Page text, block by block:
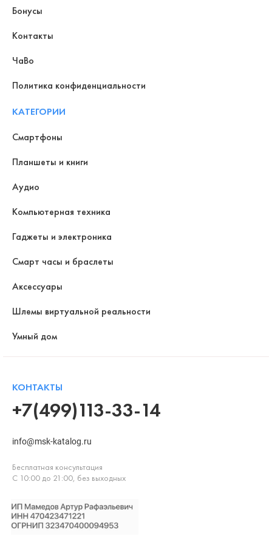
Бонусы
Контакты
ЧаВо
Политика конфиденциальности
КАТЕГОРИИ
Смартфоны
Планшеты и книги
Аудио
Компьютерная техника
Гаджеты и электроника
Смарт часы и браслеты
Аксессуары
Шлемы виртуальной реальности
Умный дом
КОНТАКТЫ
+7(499)113-33-14
info@msk-katalog.ru
Бесплатная консультация
С 10:00 до 21:00, без выходных